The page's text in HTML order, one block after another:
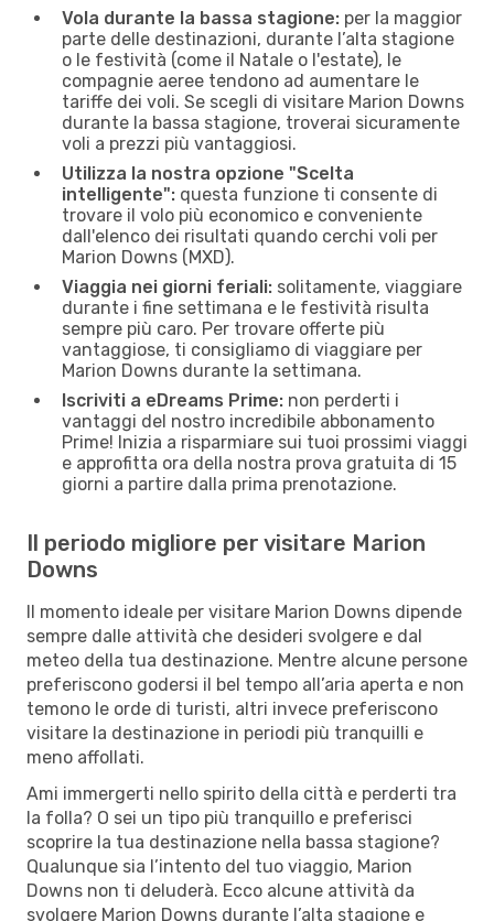
Vola durante la bassa stagione: per la maggior
parte delle destinazioni, durante l’alta stagione
o le festività (come il Natale o l'estate), le
compagnie aeree tendono ad aumentare le
tariffe dei voli. Se scegli di visitare Marion Downs
durante la bassa stagione, troverai sicuramente
voli a prezzi più vantaggiosi.
Utilizza la nostra opzione "Scelta
intelligente": questa funzione ti consente di
trovare il volo più economico e conveniente
dall'elenco dei risultati quando cerchi voli per
Marion Downs (MXD).
Viaggia nei giorni feriali: solitamente, viaggiare
durante i fine settimana e le festività risulta
sempre più caro. Per trovare offerte più
vantaggiose, ti consigliamo di viaggiare per
Marion Downs durante la settimana.
Iscriviti a eDreams Prime: non perderti i
vantaggi del nostro incredibile abbonamento
Prime! Inizia a risparmiare sui tuoi prossimi viaggi
e approfitta ora della nostra prova gratuita di 15
giorni a partire dalla prima prenotazione.
Il periodo migliore per visitare Marion
Downs
Il momento ideale per visitare Marion Downs dipende
sempre dalle attività che desideri svolgere e dal
meteo della tua destinazione. Mentre alcune persone
preferiscono godersi il bel tempo all’aria aperta e non
temono le orde di turisti, altri invece preferiscono
visitare la destinazione in periodi più tranquilli e
meno affollati.
Ami immergerti nello spirito della città e perderti tra
la folla? O sei un tipo più tranquillo e preferisci
scoprire la tua destinazione nella bassa stagione?
Qualunque sia l’intento del tuo viaggio, Marion
Downs non ti deluderà. Ecco alcune attività da
svolgere Marion Downs durante l’alta stagione e